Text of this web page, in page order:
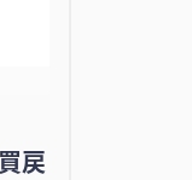
戻